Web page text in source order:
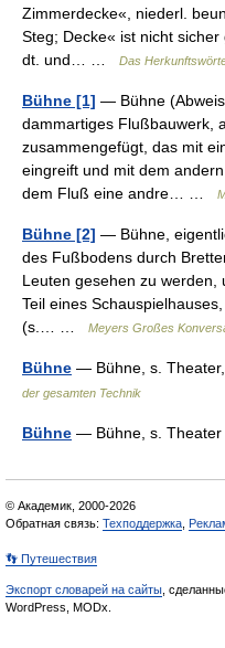
Zimmerdecke«, niederl.
Steg; Decke« ist nicht
dt. und… …
Das
Bühne [1] — Bühne
dammartiges Flußbauwerk,
zusammengefügt, das mit
eingreift und mit dem
dem Fluß eine andre… …
Bühne [2] — Bühne,
des Fußbodens durch
Leuten gesehen zu werden,
Teil eines
(s.… …
Meyers Großes
Bühne — Bühne, s.
der gesamten Technik
Bühne — Bühne, s.
© Академик, 2000-2026
Обратная связь: Техподдержка
👣 Путешествия
Экспорт словарей на сайты ,
WordPress, MODx.